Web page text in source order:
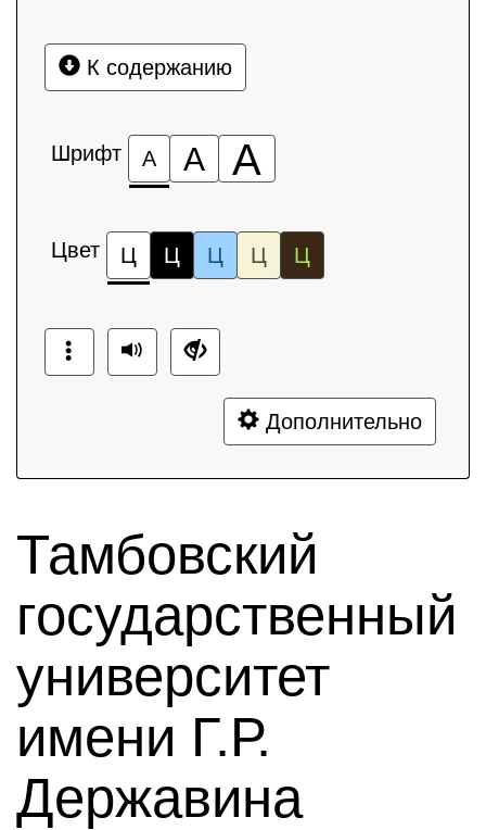
К содержанию
Шрифт А А А
Цвет Ц Ц Ц Ц Ц
Дополнительно
Тамбовский
государственный
университет
имени Г.Р.
Державина